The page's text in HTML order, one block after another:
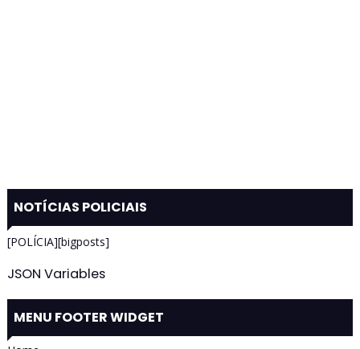
NOTÍCIAS POLICIAIS
[POLÍCIA][bigposts]
JSON Variables
MENU FOOTER WIDGET